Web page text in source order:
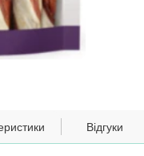
Відгуки